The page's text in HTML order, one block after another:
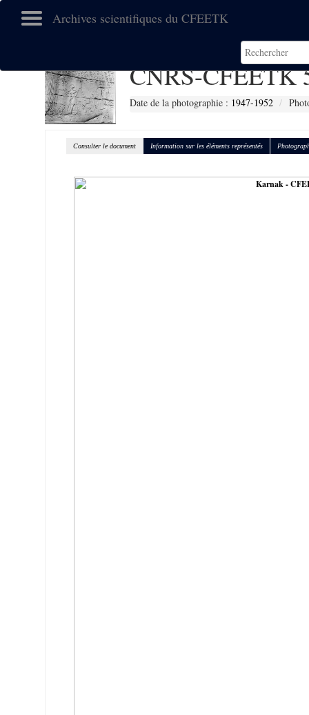
Archives scientifiques du CFEETK
CNRS-CFEETK
Date de la photographie : 1947-1952
Consulter le document Information sur les éléments représentés